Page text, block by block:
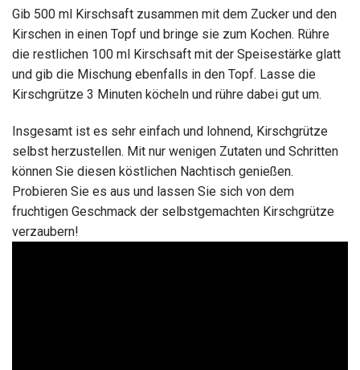
Gib 500 ml Kirschsaft zusammen mit dem Zucker und den
Kirschen in einen Topf und bringe sie zum Kochen. Rühre
die restlichen 100 ml Kirschsaft mit der Speisestärke glatt
und gib die Mischung ebenfalls in den Topf. Lasse die
Kirschgrütze 3 Minuten köcheln und rühre dabei gut um.
Insgesamt ist es sehr einfach und lohnend, Kirschgrütze
selbst herzustellen. Mit nur wenigen Zutaten und Schritten
können Sie diesen köstlichen Nachtisch genießen.
Probieren Sie es aus und lassen Sie sich von dem
fruchtigen Geschmack der selbstgemachten Kirschgrütze
verzaubern!